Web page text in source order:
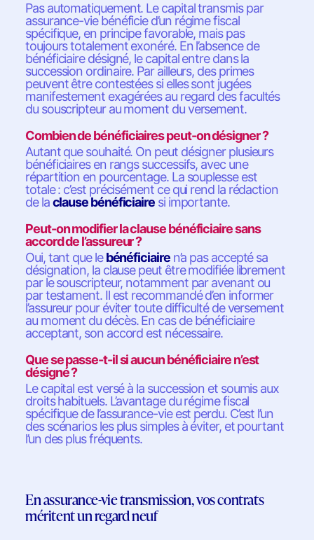
Pas automatiquement. Le capital transmis par
assurance-vie bénéficie d’un régime fiscal
spécifique, en principe favorable, mais pas
toujours totalement exonéré. En l’absence de
bénéficiaire désigné, le capital entre dans la
succession ordinaire. Par ailleurs, des primes
peuvent être contestées si elles sont jugées
manifestement exagérées au regard des facultés
du souscripteur au moment du versement.
Combien de bénéficiaires peut-on désigner ?
Autant que souhaité. On peut désigner plusieurs
bénéficiaires en rangs successifs, avec une
répartition en pourcentage. La souplesse est
totale : c’est précisément ce qui rend la rédaction
de laclause bénéficiaire si importante.
Peut-on modifier la clause bénéficiaire sans
accord de l’assureur ?
Oui, tant que lebénéficiairen’a pas accepté sa
désignation, la clause peut être modifiée librement
par le souscripteur, notamment par avenant ou
par testament. Il est recommandé d’en informer
l’assureur pour éviter toute difficulté de versement
au moment du décès. En cas de bénéficiaire
acceptant, son accord est nécessaire.
Que se passe-t-il si aucun bénéficiaire n’est
désigné ?
Le capital est versé à la succession et soumis aux
droits habituels. L’avantage du régime fiscal
spécifique de l’assurance-vie est perdu. C’est l’un
des scénarios les plus simples à éviter, et pourtant
l’un des plus fréquents.
En assurance-vie transmission, vos contrats
méritent un regard neuf